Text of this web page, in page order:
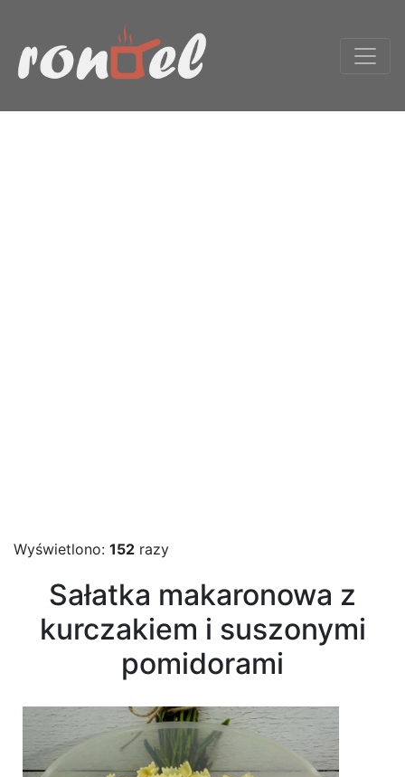
Wyświetlono: 152 razy
Sałatka makaronowa z
kurczakiem i suszonymi
pomidorami